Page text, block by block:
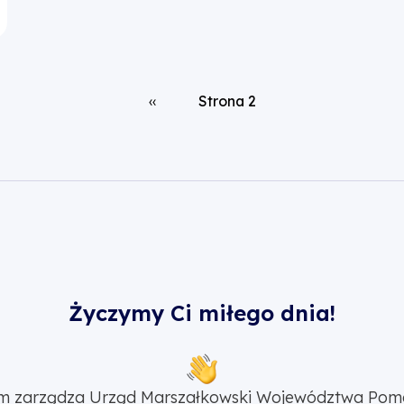
Poprzednia strona
‹‹ Strona 2
Życzymy Ci miłego dnia!
zarządza Urząd Marszałkowski Województwa